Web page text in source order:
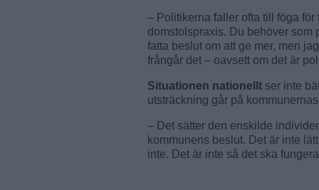
– Politikerna faller ofta till föga
domstolspraxis. Du behöver som
fatta beslut om att ge mer, men
frångår det – oavsett om det är
Situationen nationellt ser inte
utsträckning går på
– Det sätter den enskilde
kommunens beslut. Det är inte
inte. Det är inte så det ska